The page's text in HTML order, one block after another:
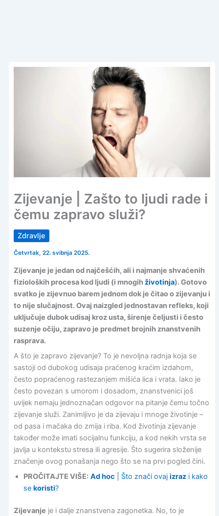
Zijevanje | Zašto to ljudi rade i
čemu zapravo služi?
Zdravlje
Četvrtak, 22. svibnja 2025.
Zijevanje je jedan od najčešćih, ali i najmanje shvaćenih
fizioloških procesa kod ljudi (i mnogihživotinja). Gotovo
svatko je zijevnuo barem jednom dok je čitao o zijevanju i
to nije slučajnost. Ovaj naizgled jednostavan refleks, koji
uključuje dubok udisaj kroz usta, širenje čeljusti i često
suzenje očiju, zapravo je predmet brojnih znanstvenih
rasprava.
A što je zapravo zijevanje? To je nevoljna radnja koja se
sastoji od dubokog udisaja praćenog kraćim izdahom,
često popraćenog rastezanjem mišića lica i vrata. Iako je
često povezan s umorom i dosadom, znanstvenici još
uvijek nemaju jednoznačan odgovor na pitanje čemu točno
zijevanje služi. Zanimljivo je da zijevaju i mnoge životinje –
od pasa i mačaka do zmija i riba. Kod životinja zijevanje
također može imati socijalnu funkciju, a kod nekih vrsta se
javlja u kontekstu stresa ili agresije. Što sugerira složenije
značenje ovog ponašanja nego što se na prvi pogled čini.
PROČITAJTE VIŠE: Ad hoc | Što znači ovaj izrazi kako
se koristi?
Zijevanje je i dalje znanstvena zagonetka. No, to je